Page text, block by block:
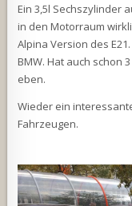
Ein 3,5l Sechszylinder
in den Motorraum
Alpina Version des
BMW. Hat auch schon
eben.
Wieder ein
Fahrzeugen.